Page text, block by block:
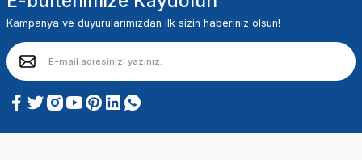
Kampanya ve duyurularımızdan ilk sizin haberiniz olsun!